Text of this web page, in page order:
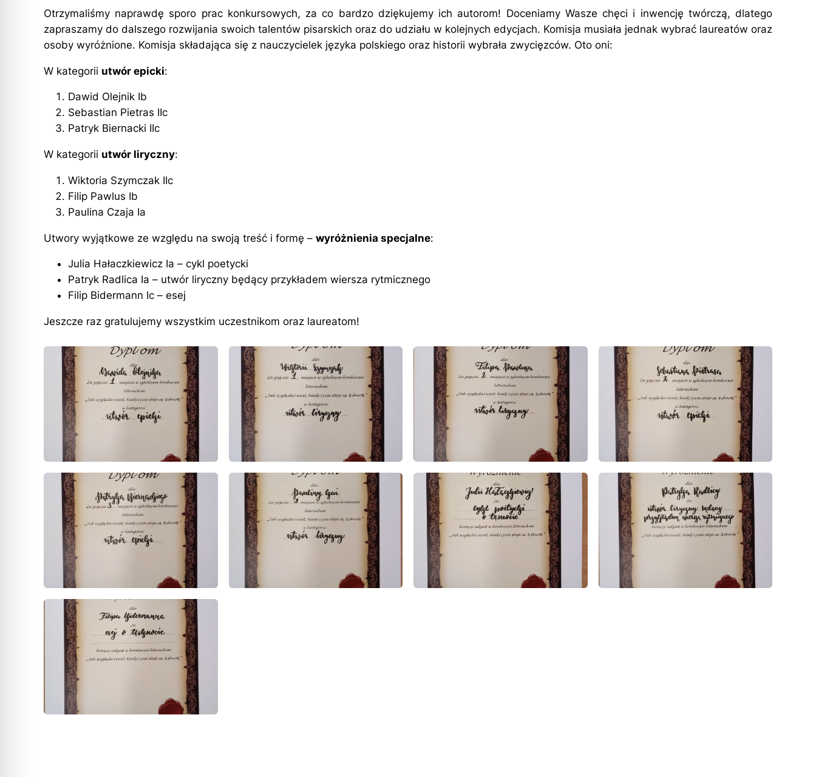
Otrzymaliśmy naprawdę sporo prac konkursowych, za co bardzo dziękujemy ich autorom! Doceniamy Wasze chęci i inwencję twórczą, dlatego
zapraszamy do dalszego rozwijania swoich talentów pisarskich oraz do udziału w kolejnych edycjach. Komisja musiała jednak wybrać laureatów oraz
osoby wyróżnione. Komisja składająca się z nauczycielek języka polskiego oraz historii wybrała zwycięzców. Oto oni:
W kategorii utwór epicki:
Dawid Olejnik Ib
Sebastian Pietras IIc
Patryk Biernacki IIc
W kategorii utwór liryczny:
Wiktoria Szymczak IIc
Filip Pawlus Ib
Paulina Czaja Ia
Utwory wyjątkowe ze względu na swoją treść i formę – wyróżnienia specjalne:
Julia Hałaczkiewicz Ia – cykl poetycki
Patryk Radlica Ia – utwór liryczny będący przykładem wiersza rytmicznego
Filip Bidermann Ic – esej
Jeszcze raz gratulujemy wszystkim uczestnikom oraz laureatom!